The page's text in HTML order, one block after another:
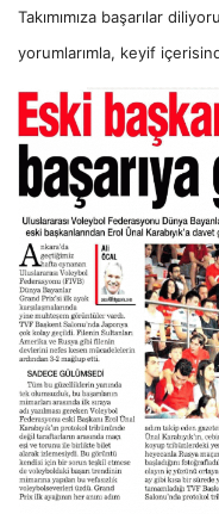
Takımımıza başarılar
yorumlarımla, keyif